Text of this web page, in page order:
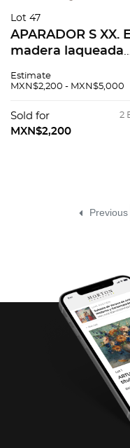
Lot 47
APARADOR S XX.
madera laqueada
espejo central,
cajón vano
Estimate
MXN$2,200 - MXN$5,000
2
Sold for
MXN$2,200
Previous